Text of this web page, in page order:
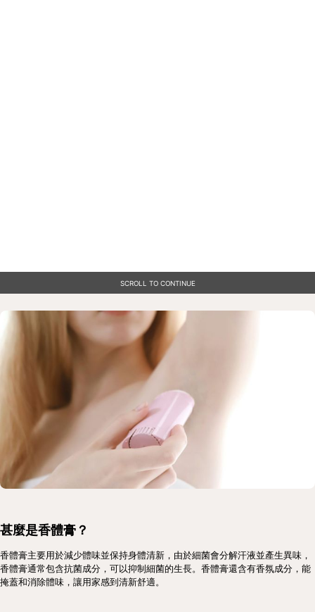
SCROLL TO CONTINUE
甚麼是香體膏？
香體膏主要用於減少體味並保持身體清新，由於細菌會分解汗液並產生異味，
香體膏通常包含抗菌成分，可以抑制細菌的生長。香體膏還含有香氛成分，能
掩蓋和消除體味，讓用家感到清新舒適。